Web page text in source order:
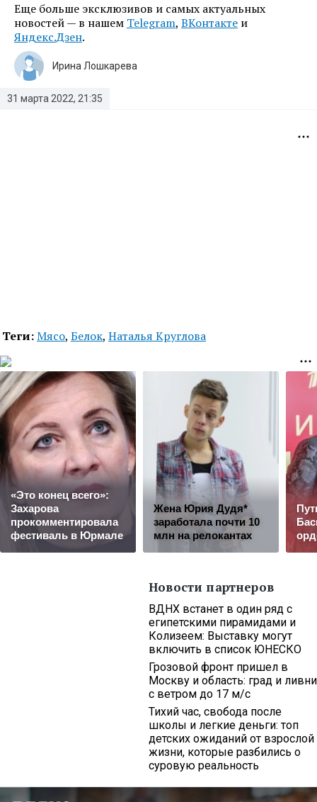
Еще больше эксклюзивов и самых актуальных
новостей — в нашем Telegram, ВКонтакте и
Яндекс.Дзен.
31 марта 2022, 21:35
Ирина Лошкарева
Теги:Мясо, Белок, Наталья Круглова
«Это конец всего»:
Захарова
прокомментировала
фестиваль в Юрмале
Жена Юрия Дудя*
заработала почти 10
млн на релокантах
Новости партнеров
ВДНХ встанет в один ряд с
египетскими пирамидами и
Колизеем: Выставку могут
включить в список ЮНЕСКО
Грозовой фронт пришел в
Москву и область: град и ливни
с ветром до 17 м/с
Тихий час, свобода после
школы и легкие деньги: топ
детских ожиданий от взрослой
жизни, которые разбились о
суровую реальность